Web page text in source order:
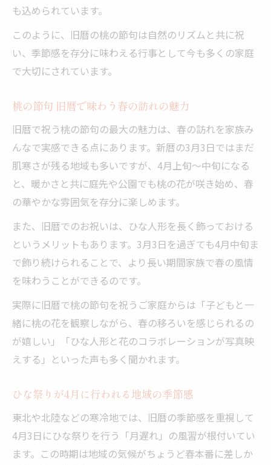
も込められています。
このように、旧暦の桃の節句は自然のリズムと共に祝
い、季節感を存分に味わえる行事として今も多くの家庭
で大切にされています。
桃の節句 旧暦で味わう春の訪れの魅力
旧暦で祝う桃の節句の最大の魅力は、春の訪れを家族み
んなで実感できる点にあります。新暦の3月3日ではまだ
肌寒さが残る地域も多いですが、4月上旬～中旬になる
と、暖かさと共に庭先や公園でも桃の花が咲き始め、春
の華やかな雰囲気を存分に楽しめます。
また、旧暦でのお祝いは、ひな人形を長く飾っておける
というメリットもあります。3月3日を過ぎても4月中旬ま
で飾り続けられることで、より長い期間家族で春の風情
を味わうことができるのです。
実際に旧暦で桃の節句を祝うご家庭からは「子どもと一
緒に桃の花を観察しながら、春の移ろいを感じられるの
が嬉しい」「ひな人形と花のコラボレーションが写真映
えする」といった声も多く聞かれます。
ひな祭りが4月に行われる地域の季節感
東北や北陸などの寒冷地では、旧暦の季節感を重視して
4月3日にひな祭りを行う「月遅れ」の風習が根付いてい
ます。この時期は地域の気候がちょうど春本番に差しか